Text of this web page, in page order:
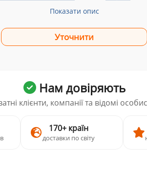
Показати опис
Нам довіряють
клієнти, компанії та відомі
170+ країн
доставки по світу